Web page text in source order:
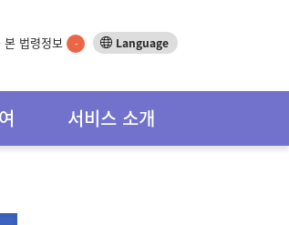
본 법령정보 - Language
서비스 소개